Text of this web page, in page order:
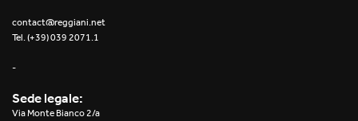
Incline Dark Performance
Mosaico Easy-IOS
contact@reggiani.net
Tel. (+39) 039 2071.1
-
Sede legale:
Via Monte Bianco 2/a